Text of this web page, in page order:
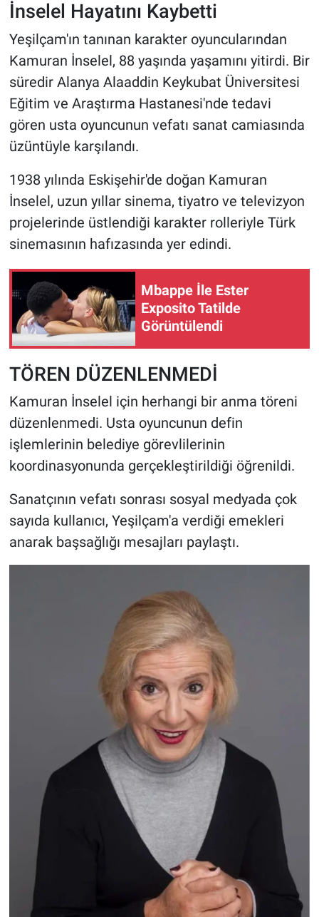
İnselel Hayatını Kaybetti
Yeşilçam'ın tanınan karakter oyuncularından
Kamuran İnselel, 88 yaşında yaşamını yitirdi. Bir
süredir Alanya Alaaddin Keykubat Üniversitesi
Eğitim ve Araştırma Hastanesi'nde tedavi
gören usta oyuncunun vefatı sanat camiasında
üzüntüyle karşılandı.
1938 yılında Eskişehir'de doğan Kamuran
İnselel, uzun yıllar sinema, tiyatro ve televizyon
projelerinde üstlendiği karakter rolleriyle Türk
sinemasının hafızasında yer edindi.
Mbappe İle Ester
Exposito Tatilde
Görüntülendi
TÖREN DÜZENLENMEDİ
Kamuran İnselel için herhangi bir anma töreni
düzenlenmedi. Usta oyuncunun defin
işlemlerinin belediye görevlilerinin
koordinasyonunda gerçekleştirildiği öğrenildi.
Sanatçının vefatı sonrası sosyal medyada çok
sayıda kullanıcı, Yeşilçam'a verdiği emekleri
anarak başsağlığı mesajları paylaştı.
HABERDE İNSAN
POLİTİKA
SPOR
MAGAZİN
Bilim, Teknoloji